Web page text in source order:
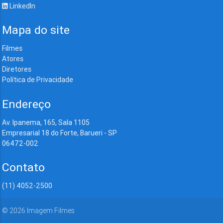
LinkedIn
Mapa do site
Filmes
Atores
Diretores
Política de Privacidade
Endereço
Av. Ipanema, 165, Sala 1105
Empresarial 18 do Forte, Barueri - SP
06472-002
Contato
(11) 4052-2500
© 2026 Imagem Filmes